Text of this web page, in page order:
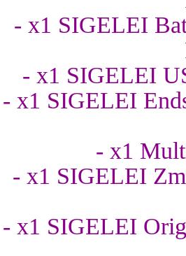
- x1 SIGELEI
- x1 SIGELEI
- x1 SIGELEI
- x1
- x1 SIGELEI
- x1 SIGELEI